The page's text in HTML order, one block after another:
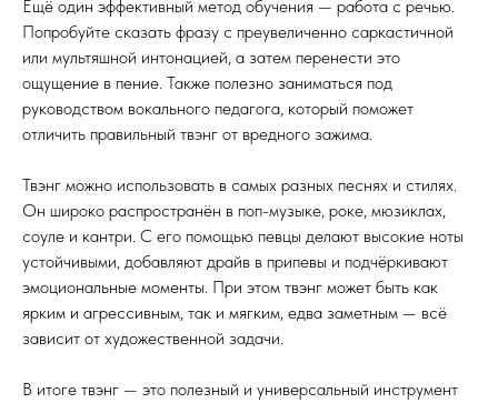
Ещё один эффективный метод обучения — работа с речью.
Попробуйте сказать фразу с преувеличенно саркастичной
или мультяшной интонацией, а затем перенести это
ощущение в пение. Также полезно заниматься под
руководством вокального педагога, который поможет
отличить правильный твэнг от вредного зажима.
Твэнг можно использовать в самых разных песнях и стилях.
Он широко распространён в поп-музыке, роке, мюзиклах,
соуле и кантри. С его помощью певцы делают высокие ноты
устойчивыми, добавляют драйв в припевы и подчёркивают
эмоциональные моменты. При этом твэнг может быть как
ярким и агрессивным, так и мягким, едва заметным — всё
зависит от художественной задачи.
В итоге твэнг — это полезный и универсальный инструмент